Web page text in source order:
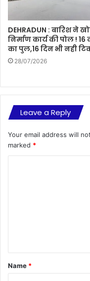
DEHRADUN : बारिश ने
निर्माण कार्य की पोल ! 16
का पुल,16 दिन भी नही
28/07/2026
Leave a Reply
Your email address will
marked *
t
*
Name *